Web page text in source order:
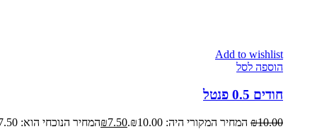
Add to wishlist
הוספה לסל
חודים 0.5 פנטל
₪10.00 המחיר המקורי היה: ₪10.00. ₪7.50 המחיר הנוכחי הוא: ₪7.50.